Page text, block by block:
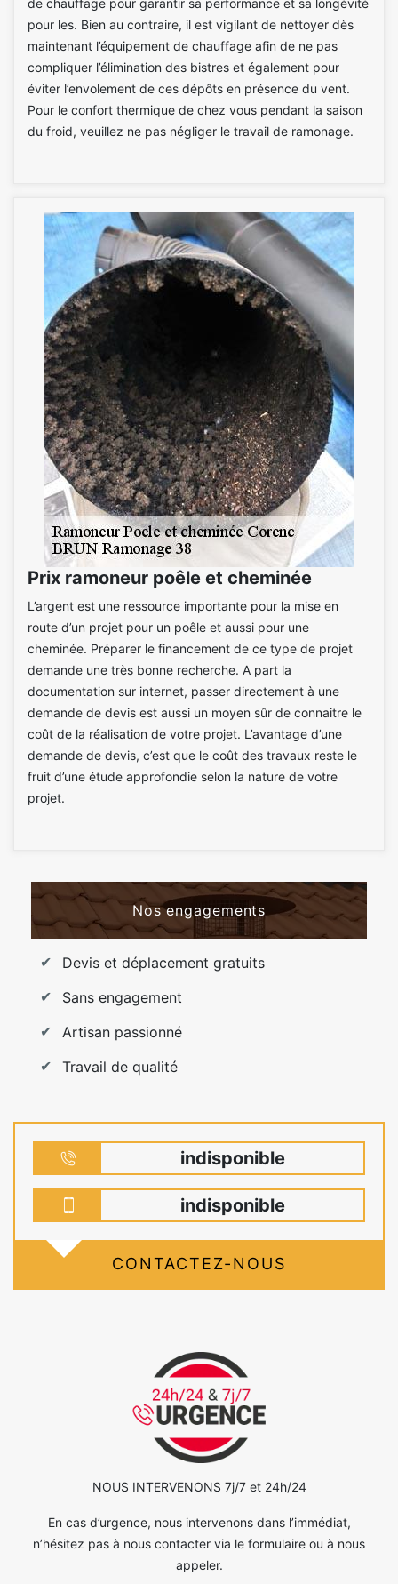
pour les. Bien au contraire, il est vigilant de nettoyer dès
maintenant l’équipement de chauffage afin de ne pas
compliquer l’élimination des bistres et également pour
éviter l’envolement de ces dépôts en présence du vent.
Pour le confort thermique de chez vous pendant la saison
du froid, veuillez ne pas négliger le travail de ramonage.
Prix ramoneur poêle et cheminée
L’argent est une ressource importante pour la mise en
route d’un projet pour un poêle et aussi pour une
cheminée. Préparer le financement de ce type de projet
demande une très bonne recherche. A part la
documentation sur internet, passer directement à une
demande de devis est aussi un moyen sûr de connaitre le
coût de la réalisation de votre projet. L’avantage d’une
demande de devis, c’est que le coût des travaux reste le
fruit d’une étude approfondie selon la nature de votre
projet.
Nos engagements
Devis et déplacement gratuits
Sans engagement
Artisan passionné
Travail de qualité
indisponible
indisponible
CONTACTEZ-NOUS
NOUS INTERVENONS 7j/7 et 24h/24
En cas d’urgence, nous intervenons dans l’immédiat,
n’hésitez pas à nous contacter via le formulaire ou à nous
appeler.